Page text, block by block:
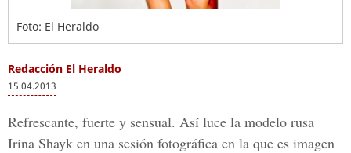
Foto: El Heraldo
Redacción El Heraldo
15.04.2013
Refrescante, fuerte y sensual. Así luce la modelo rusa
Irina Shayk en una sesión fotográfica en la que es imagen